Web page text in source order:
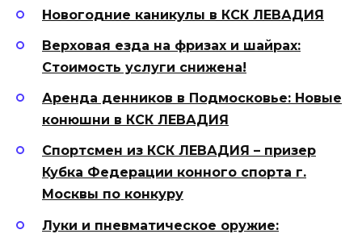
Новогодние каникулы в КСК ЛЕВАДИЯ
Верховая езда на фризах и шайрах:
Стоимость услуги снижена!
Аренда денников в Подмосковье: Новые
конюшни в КСК ЛЕВАДИЯ
Спортсмен из КСК ЛЕВАДИЯ – призер
Кубка Федерации конного спорта г.
Москвы по конкуру
Луки и пневматическое оружие: